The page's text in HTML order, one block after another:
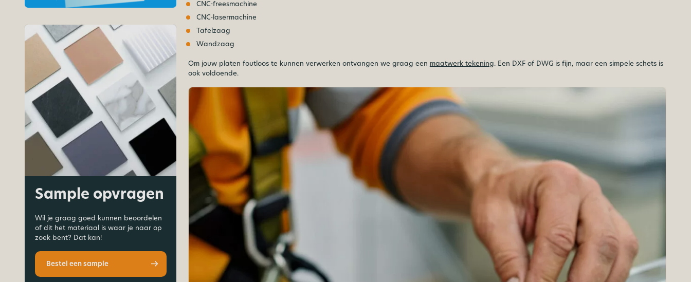
Sample opvragen
Wil je graag goed kunnen beoordelen
of dit het materiaal is waar je naar op
zoek bent? Dat kan!
Bestel een sample
CNC-freesmachine
CNC-lasermachine
Tafelzaag
Wandzaag
Om jouw platen foutloos te kunnen verwerken ontvangen we graag een maatwerk tekening. Een DXF of DWG is fijn, maar een simpele schets is
ook voldoende.